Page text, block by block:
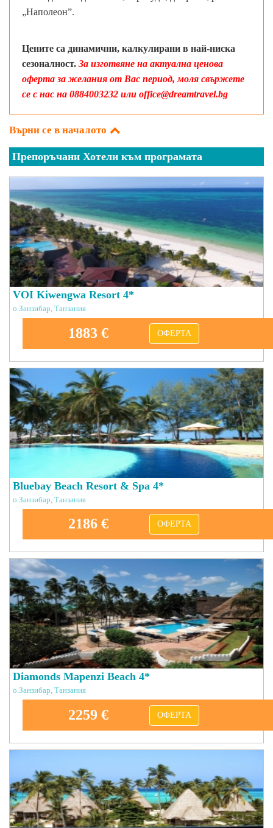
„Наполеон”.
Цените са динамични, калкулирани в най-ниска
сезоналност. За изготвяне на актуална ценова
оферта за желания от Вас период, моля свържете
се с нас на 0884003232 или office@dreamtravel.bg
Върни се в началото
Препоръчани Хотели към програмата
VOI Kiwengwa Resort 4*
о.Занзибар, Танзания
1883 € ОФЕРТА
Bluebay Beach Resort & Spa 4*
о.Занзибар, Танзания
2186 € ОФЕРТА
Diamonds Mapenzi Beach 4*
о.Занзибар, Танзания
2259 € ОФЕРТА